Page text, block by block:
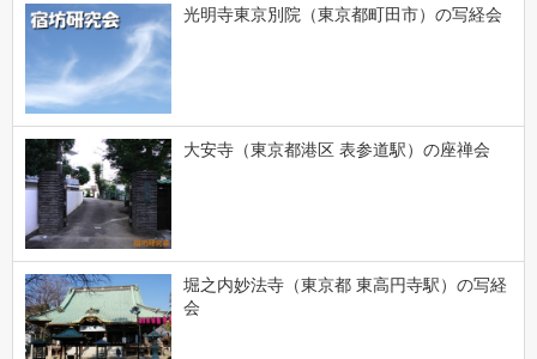
光明寺東京別院（東京都町田市）の写経会
大安寺（東京都港区 表参道駅）の座禅会
堀之内妙法寺（東京都 東高円寺駅）の写経
会